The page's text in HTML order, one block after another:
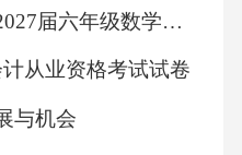
广西百色市靖西市2027届六年级数学第一学期期末质量跟踪监视试题含解析
从业资格考试试卷
与机会